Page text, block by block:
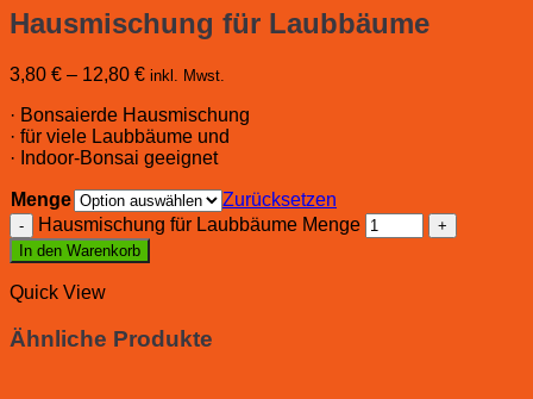
Hausmischung für Laubbäume
3,80 € – 12,80 € inkl. Mwst.
· Bonsaierde Hausmischung
· für viele Laubbäume und
· Indoor-Bonsai geeignet
Menge
Zurücksetzen
Hausmischung für Laubbäume Menge
In den Warenkorb
Quick View
Ähnliche Produkte